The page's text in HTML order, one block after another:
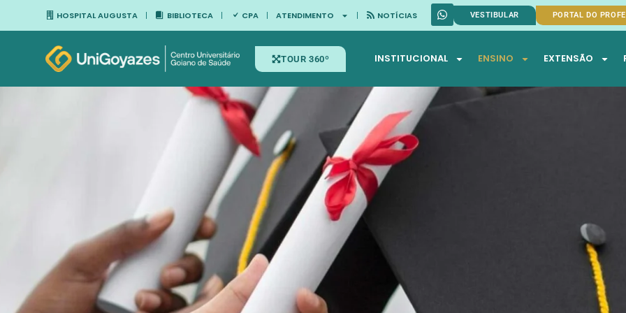
HOSPITAL AUGUSTA BIBLIOTECA CPA ATENDIMENTO NOTÍCIAS VESTIBULAR PORTAL DO
TOUR 360º INSTITUCIONAL ENSINO EXTENSÃO